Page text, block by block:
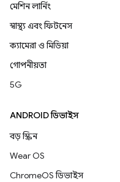
মেশিন লার্নিং
স্বাস্থ্য এবং ফিটনেস
ক্যামেরা ও মিডিয়া
গোপনীয়তা
5G
ANDROID ডিভাইস
বড় স্ক্রিন
Wear OS
ChromeOS ডিভাইস